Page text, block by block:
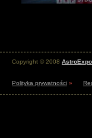
Copyright © 2008
Polityka prywatności »